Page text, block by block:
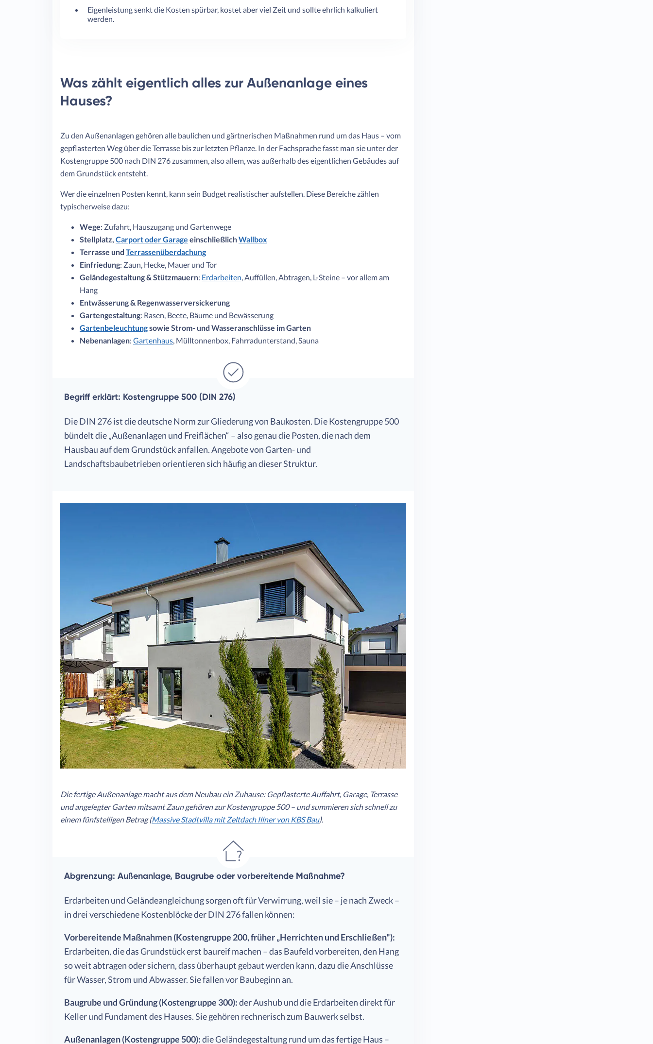
Eigenleistung senkt die Kosten spürbar, kostet aber viel Zeit und sollte ehrlich kalkuliert
werden.
Was zählt eigentlich alles zur Außenanlage eines
Hauses?
Zu den Außenanlagen gehören alle baulichen und gärtnerischen Maßnahmen rund um das Haus – vom
gepflasterten Weg über die Terrasse bis zur letzten Pflanze. In der Fachsprache fasst man sie unter der
Kostengruppe 500 nach DIN 276 zusammen, also allem, was außerhalb des eigentlichen Gebäudes auf
dem Grundstück entsteht.
Wer die einzelnen Posten kennt, kann sein Budget realistischer aufstellen. Diese Bereiche zählen
typischerweise dazu:
Wege: Zufahrt, Hauszugang und Gartenwege
Stellplatz, Carport oder Garage einschließlichWallbox
Terrasse und Terrassenüberdachung
Einfriedung: Zaun, Hecke, Mauer und Tor
Geländegestaltung & Stützmauern: Erdarbeiten, Auffüllen, Abtragen, L-Steine – vor allem am
Hang
Entwässerung & Regenwasserversickerung
Gartengestaltung: Rasen, Beete, Bäume und Bewässerung
Gartenbeleuchtungsowie Strom- und Wasseranschlüsse im Garten
Nebenanlagen: Gartenhaus, Mülltonnenbox, Fahrradunterstand, Sauna
Begriff erklärt: Kostengruppe 500 (DIN 276)
Die DIN 276 ist die deutsche Norm zur Gliederung von Baukosten. Die Kostengruppe 500
bündelt die „Außenanlagen und Freiflächen“ – also genau die Posten, die nach dem
Hausbau auf dem Grundstück anfallen. Angebote von Garten- und
Landschaftsbaubetrieben orientieren sich häufig an dieser Struktur.
Die fertige Außenanlage macht aus dem Neubau ein Zuhause: Gepflasterte Auffahrt, Garage, Terrasse
und angelegter Garten mitsamt Zaun gehören zur Kostengruppe 500 – und summieren sich schnell zu
einem fünfstelligen Betrag (Massive Stadtvilla mit Zeltdach Illner von KBS Bau).
Abgrenzung: Außenanlage, Baugrube oder vorbereitende Maßnahme?
Erdarbeiten und Geländeangleichung sorgen oft für Verwirrung, weil sie – je nach Zweck –
in drei verschiedene Kostenblöcke der DIN 276 fallen können:
Vorbereitende Maßnahmen (Kostengruppe 200, früher „Herrichten und Erschließen"):
Erdarbeiten, die das Grundstück erst baureif machen – das Baufeld vorbereiten, den Hang
so weit abtragen oder sichern, dass überhaupt gebaut werden kann, dazu die Anschlüsse
für Wasser, Strom und Abwasser. Sie fallen vor Baubeginn an.
Baugrube und Gründung (Kostengruppe 300):der Aushub und die Erdarbeiten direkt für
Keller und Fundament des Hauses. Sie gehören rechnerisch zum Bauwerk selbst.
Außenanlagen (Kostengruppe 500):die Geländegestaltung rund um das fertige Haus –